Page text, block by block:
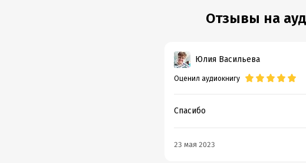
Отзывы на
Юлия Васильева
Оценил аудиокнигу
Спасибо
23 мая 2023